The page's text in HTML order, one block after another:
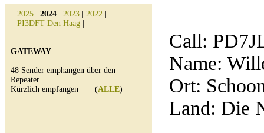
2025 2024 2023 2022
PI3DFT Den Haag
GATEWAY
48 Sender emphangen über den
Repeater
Kürzlich empfangen (ALLE)
Call:
Name:
Ort:
Land: Die